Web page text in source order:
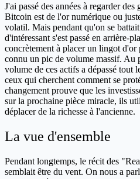
J'ai passé des années à regarder
Bitcoin est de l'or numérique ou
volatil. Mais pendant qu'on se
d'intéressant s'est passé en arrière-
concrètement à placer un lingot
connu un pic de volume massif. Au
volume de ces actifs a dépassé tout
ceux qui cherchent comment se
changement prouve que les
sur la prochaine pièce miracle, ils
déplacer de la richesse à l'ancienne.
La vue d'ensemble
Pendant longtemps, le récit des
semblait être du vent. On nous a